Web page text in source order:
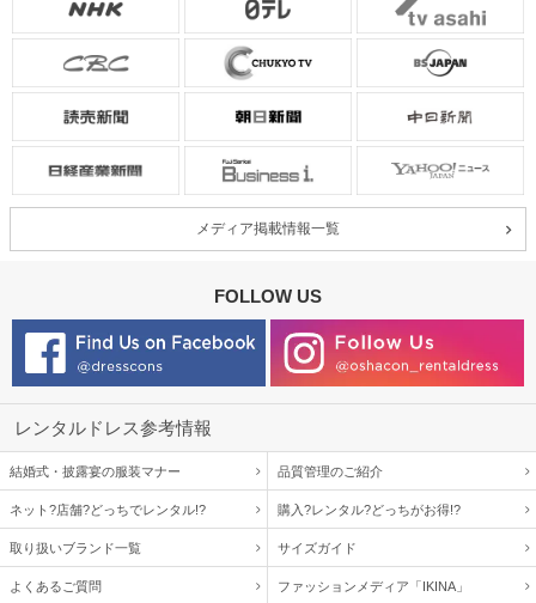
メディア掲載情報一覧
FOLLOW US
レンタルドレス参考情報
結婚式・披露宴の服装マナー 品質管理のご紹介
ネット?店舗?どっちでレンタル!? 購入?レンタル?どっちがお得!?
取り扱いブランド一覧 サイズガイド
よくあるご質問 ファッションメディア「IKINA」